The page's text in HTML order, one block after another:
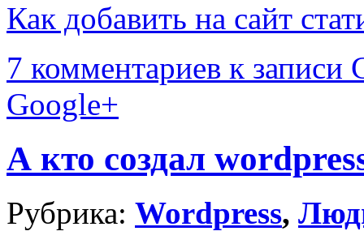
Как добавить на сайт
7 комментариев к записи
Google+
А кто создал
Рубрика: Wordpress,